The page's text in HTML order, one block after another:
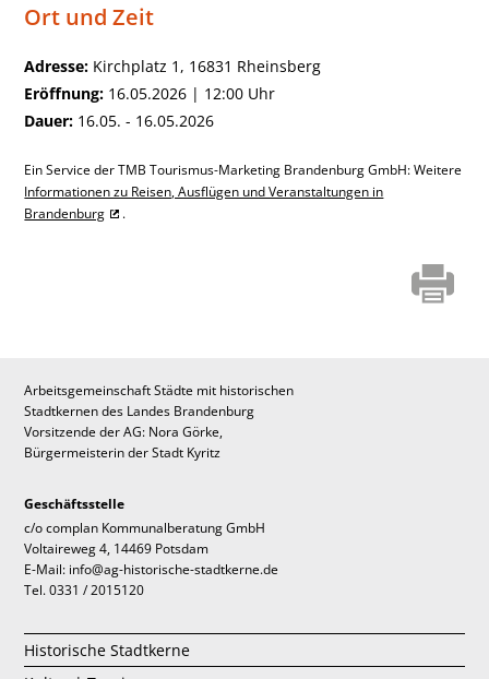
Ort und Zeit
Adresse: Kirchplatz 1, 16831 Rheinsberg
Eröffnung: 16.05.2026 | 12:00 Uhr
Dauer: 16.05. - 16.05.2026
Ein Service der TMB Tourismus-Marketing Brandenburg GmbH: Weitere
Informationen zu Reisen, Ausflügen und Veranstaltungen in
Brandenburg
.
Arbeitsgemeinschaft Städte mit historischen
Stadtkernen des Landes Brandenburg
Vorsitzende der AG: Nora Görke,
Bürgermeisterin der Stadt Kyritz
Geschäftsstelle
c/o complan Kommunalberatung GmbH
Voltaireweg 4, 14469 Potsdam
E-Mail: info@ag-historische-stadtkerne.de
Tel. 0331 / 2015120
Historische Stadtkerne